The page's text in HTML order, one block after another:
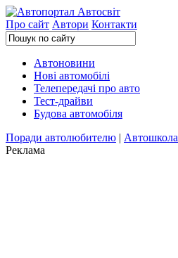
Про сайт Автори Контакти
Автоновини
Нові автомобілі
Телепередачі про авто
Тест-драйви
Будова автомобіля
Поради автолюбителю | Автошкола
Реклама